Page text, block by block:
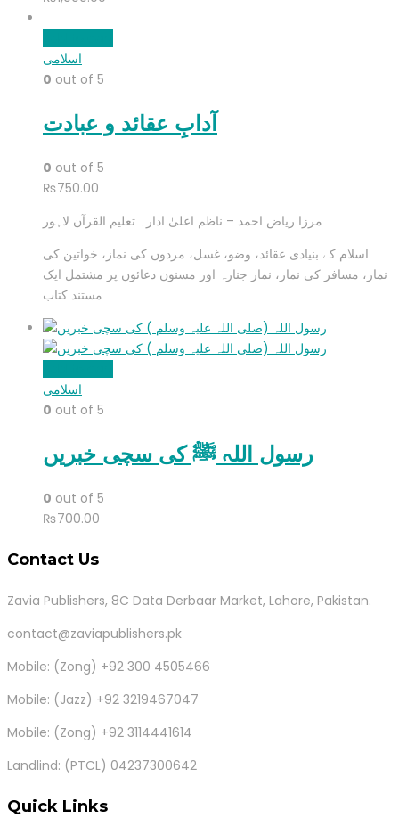
اسلامی
0 out of 5
آدابِ عقائد و عبادت
0 out of 5
₨750.00
مرزا ریاض احمد – ناظم اعلیٰ ادارہ تعلیم القرآن لاہور
اسلام کے بنیادی عقائد، وضو، غسل، مردوں کی نماز، خواتین کی
نماز، مسافر کی نماز، نماز جنازہ اور مسنون دعائوں پر مشتمل ایک
مستند کتاب
اسلامی
0 out of 5
رسول اللہ ﷺ کی سچی خبریں
0 out of 5
₨700.00
Contact Us
Zavia Publishers, 8C Data Derbaar Market, Lahore, Pakistan.
contact@zaviapublishers.pk
Mobile: (Zong) +92 300 4505466
Mobile: (Jazz) +92 3219467047
Mobile: (Zong) +92 3114441614
Landlind: (PTCL) 04237300642
Quick Links